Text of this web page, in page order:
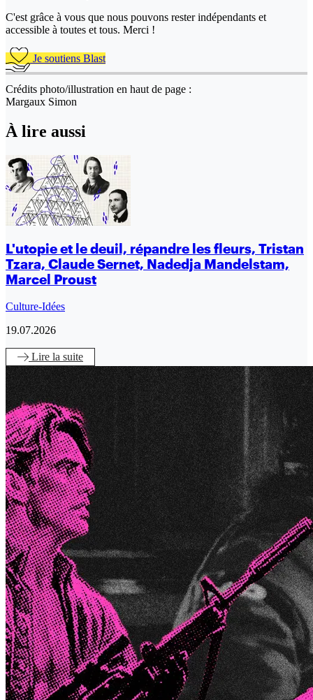
C'est grâce à vous que nous pouvons rester indépendants et
accessible à toutes et tous. Merci !
Je soutiens Blast
Crédits photo/illustration en haut de page :
Margaux Simon
À lire aussi
L'utopie et le deuil, répandre les fleurs, Tristan
Tzara, Claude Sernet, Nadedja Mandelstam,
Marcel Proust
Culture-Idées
19.07.2026
Lire la suite